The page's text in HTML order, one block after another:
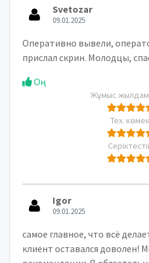
Svetozar
09.01.2025
Оперативно вывели,
прислал скрин. Молодцы,
Оң
Жұмыс
Тех.
Igor
09.01.2025
самое главное, что всё
клиент оставался доволен!